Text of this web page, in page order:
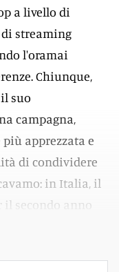
a livello di
streaming
l'oramai
Chiunque,
suo
campagna,
apprezzata e
di condividere
in Italia, il
il secondo anno